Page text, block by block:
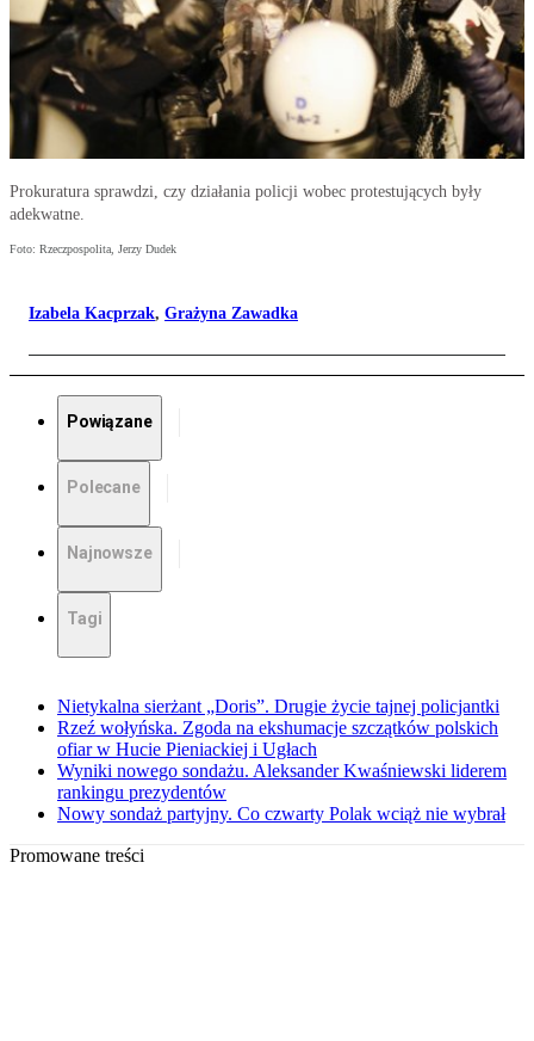
Prokuratura sprawdzi, czy działania policji wobec protestujących były
adekwatne.
Foto: Rzeczpospolita, Jerzy Dudek
Izabela Kacprzak, Grażyna Zawadka
Powiązane
Polecane
Najnowsze
Tagi
Nietykalna sierżant „Doris”. Drugie życie tajnej policjantki
Rzeź wołyńska. Zgoda na ekshumacje szczątków polskich
ofiar w Hucie Pieniackiej i Ugłach
Wyniki nowego sondażu. Aleksander Kwaśniewski liderem
rankingu prezydentów
Nowy sondaż partyjny. Co czwarty Polak wciąż nie wybrał
Promowane treści